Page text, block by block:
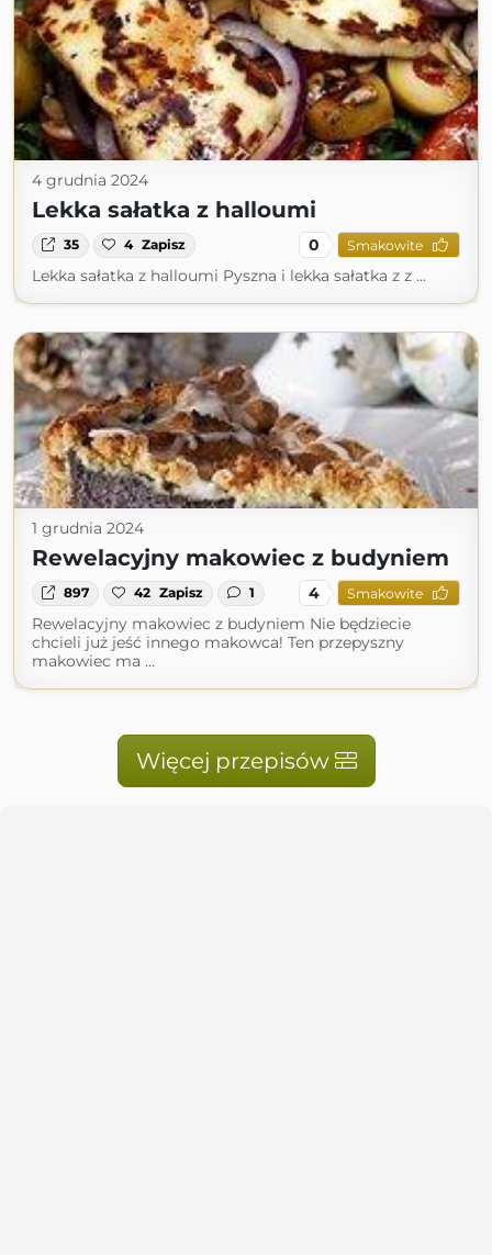
4 grudnia 2024
Lekka sałatka z halloumi
35 4 Zapisz 0 Smakowite
Lekka sałatka z halloumi Pyszna i lekka sałatka z z …
1 grudnia 2024
Rewelacyjny makowiec z budyniem
897 42 Zapisz 1 4 Smakowite
Rewelacyjny makowiec z budyniem Nie będziecie
chcieli już jeść innego makowca! Ten przepyszny
makowiec ma …
Więcej przepisów